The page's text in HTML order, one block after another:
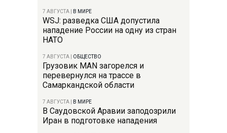
7 АВГУСТА В МИРЕ
WSJ: разведка США допустила
нападение России на одну из стран
НАТО
7 АВГУСТА ОБЩЕСТВО
Грузовик MAN загорелся и
перевернулся на трассе в
Самаркандской области
7 АВГУСТА В МИРЕ
В Саудовской Аравии заподозрили
Иран в подготовке нападения